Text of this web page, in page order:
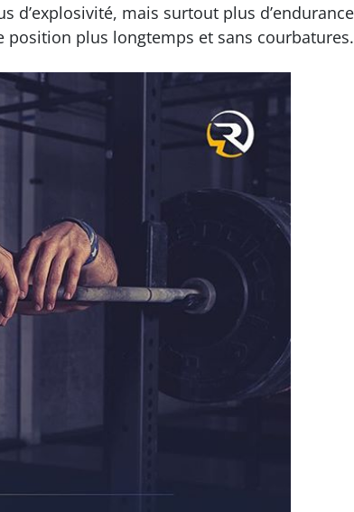
d’explosivité, mais surtout plus
position plus longtemps et sans courbatures.